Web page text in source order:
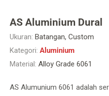
AS Aluminium Dural
Ukuran: Batangan, Custom
Kategori: Aluminium
Material: Alloy Grade 6061
AS Alumunium 6061 adalah